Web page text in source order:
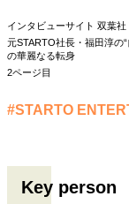
インタビューサイト 双葉
元STARTO社長・福田淳の
の華麗なる転身
2ページ目
#STARTO
Key person